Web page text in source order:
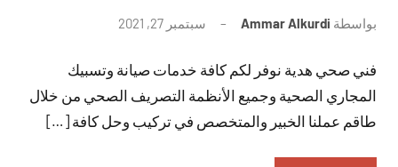
بواسطة Ammar Alkurdi سبتمبر 27, 2021
تعليقات
فني صحي هدية نوفر لكم كافة خدمات صيانة وتسبيك
المجاري الصحية وجميع الأنظمة التصريف الصحي من خلال
طاقم عملنا الخبير والمتخصص في تركيب وحل كافة […]